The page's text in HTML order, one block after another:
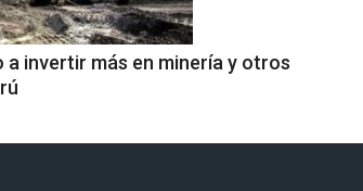
a invertir más en minería y otros